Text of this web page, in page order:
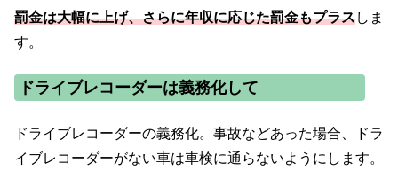
罰金は大幅に上げ、さらに年収に応じた罰金もプラスしま
す。
ドライブレコーダーは義務化して
ドライブレコーダーの義務化。事故などあった場合、ドラ
イブレコーダーがない車は車検に通らないようにします。